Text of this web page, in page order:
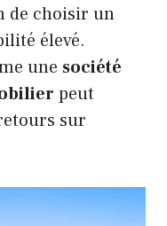
de choisir un
élevé.
une société
peut
sur